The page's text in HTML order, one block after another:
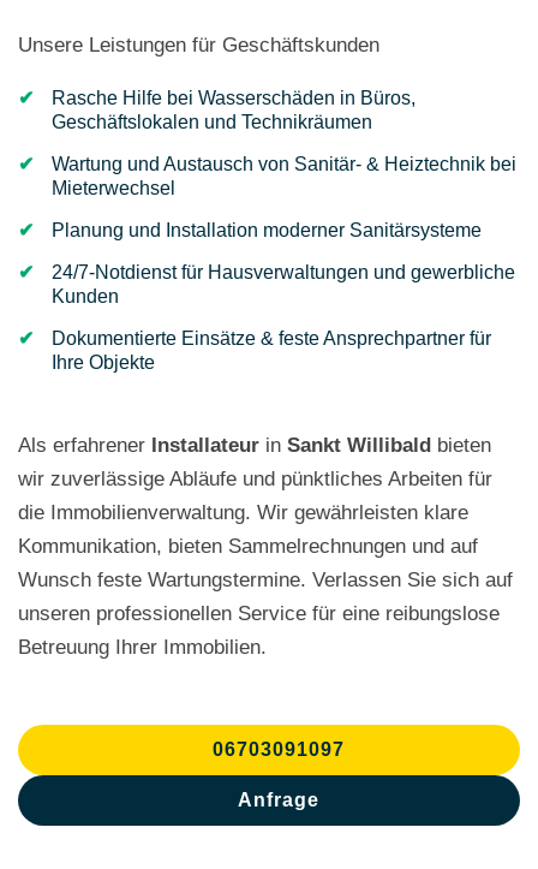
Unsere Leistungen für Geschäftskunden
Rasche Hilfe bei Wasserschäden in Büros,
Geschäftslokalen und Technikräumen
Wartung und Austausch von Sanitär- & Heiztechnik bei
Mieterwechsel
Planung und Installation moderner Sanitärsysteme
24/7-Notdienst für Hausverwaltungen und gewerbliche
Kunden
Dokumentierte Einsätze & feste Ansprechpartner für
Ihre Objekte
Als erfahrener Installateur in Sankt Willibald bieten
wir zuverlässige Abläufe und pünktliches Arbeiten für
die Immobilienverwaltung. Wir gewährleisten klare
Kommunikation, bieten Sammelrechnungen und auf
Wunsch feste Wartungstermine. Verlassen Sie sich auf
unseren professionellen Service für eine reibungslose
Betreuung Ihrer Immobilien.
06703091097
Anfrage